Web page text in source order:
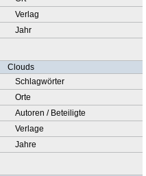
Verlag
Jahr
Clouds
Schlagwörter
Orte
Autoren / Beteiligte
Verlage
Jahre